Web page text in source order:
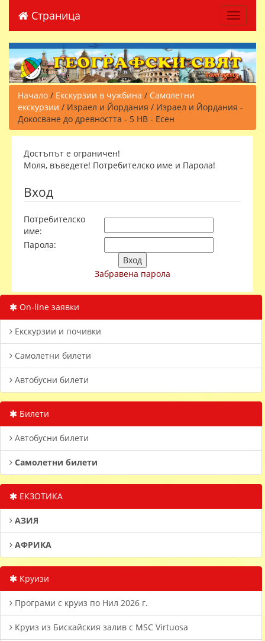
Страница Toggle
Начало / Екскурзии в чужбина / Самолетни
екскурзии / Израел и Йордания / Израел и Йордания -
Докосване до древността - 5 НВ - Есен
Достъпът е ограничен!
Моля, въведете! Потребителско име и Парола!
Вход
Потребителско
име:
Парола:
Забравена парола
On-line заявки
Екскурзии и почивки
Самолетни билети
Автобусни билети
Билети
Автобусни билети
Самолетни билети
ЕКЗОТИКА
АЗИЯ
АФРИКА
Круизи
Програми с круиз по Нил 2026 г.
Круиз из Бискайския залив с MSC Virtuosa